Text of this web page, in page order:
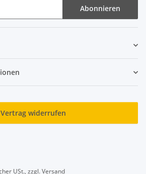
Abonnieren
Vertrag widerrufen
USt., zzgl.Versand